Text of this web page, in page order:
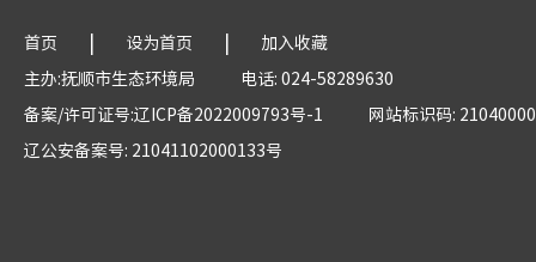
首页 | 设为首页 |
加入收藏
主办:抚顺市生态环境局
电话: 024-58289630
备案/许可证号:辽ICP备2022009793号-1
网站标识码:
辽公安备案号: 21041102000133号